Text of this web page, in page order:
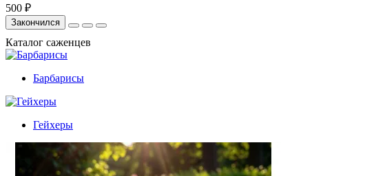
500 ₽
Закончился
Каталог саженцев
Барбарисы
Гейхеры